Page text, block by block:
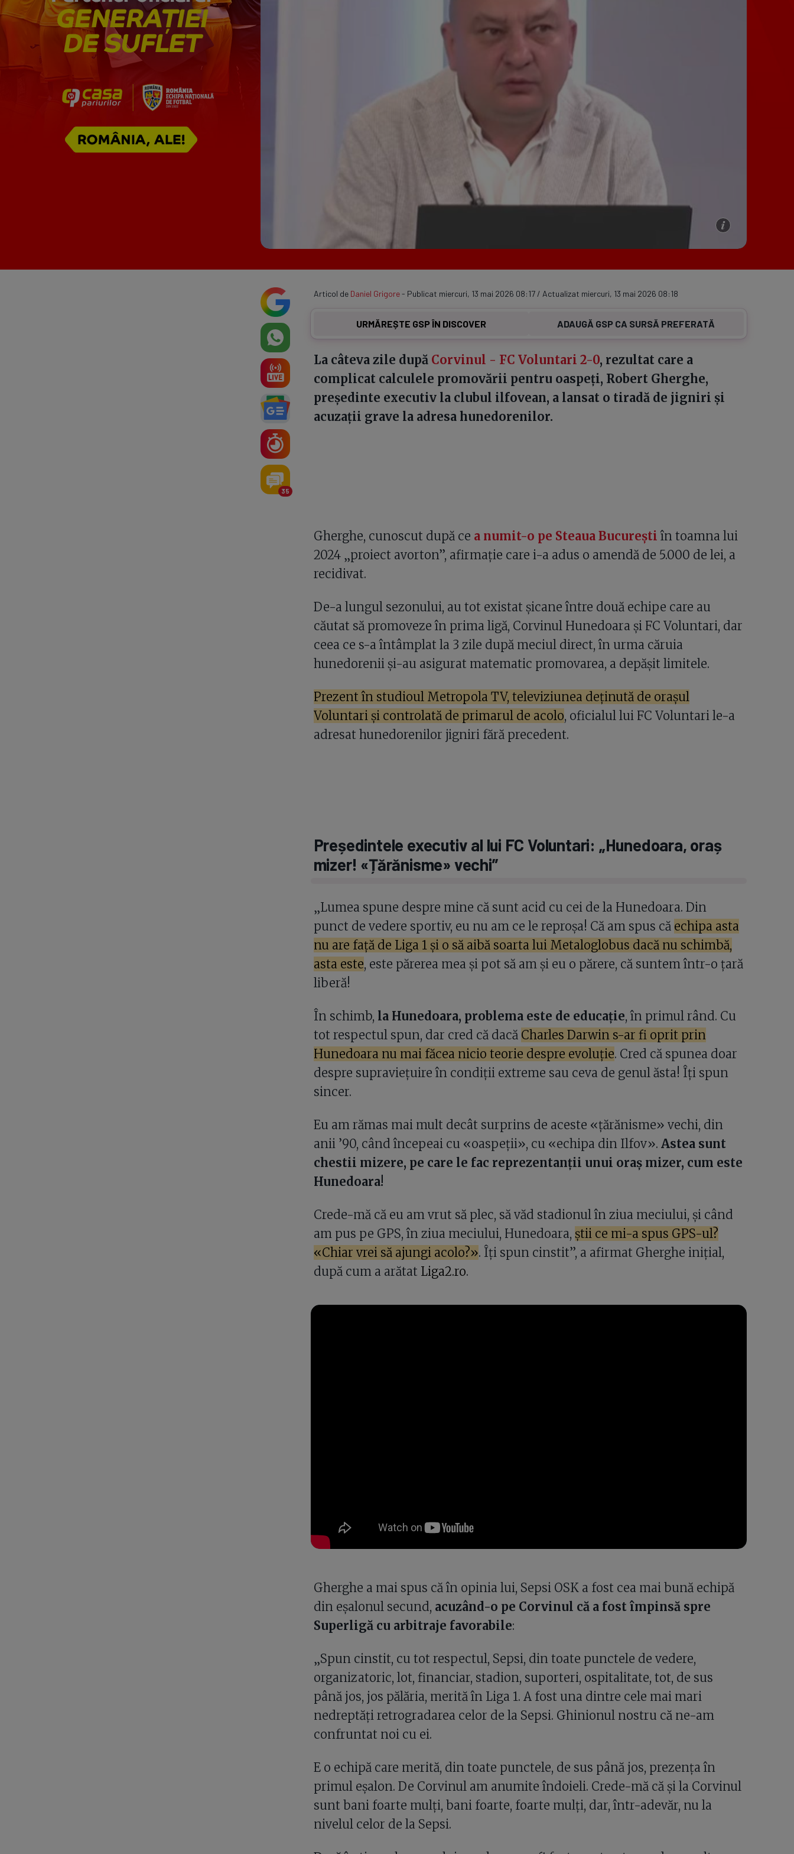
Serie A
Meciuri
35
Articol de Daniel Grigore- Publicat miercuri, 13 mai 2026 08:17 / Actualizat miercuri, 13 mai 2026 08:18
URMĂREȘTE GSP ÎN DISCOVER ADAUGĂ GSP CA SURSĂ PREFERATĂ
La câteva zile după Corvinul - FC Voluntari 2-0, rezultat care a
complicat calculele promovării pentru oaspeți, Robert Gherghe,
președinte executiv la clubul ilfovean, a lansat o tiradă de jigniri și
acuzații grave la adresa hunedorenilor.
Gherghe, cunoscut după ce a numit-o pe Steaua București în toamna lui
2024 „proiect avorton”, afirmație care i-a adus o amendă de 5.000 de lei, a
recidivat.
De-a lungul sezonului, au tot existat șicane între două echipe care au
căutat să promoveze în prima ligă, Corvinul Hunedoara și FC Voluntari, dar
ceea ce s-a întâmplat la 3 zile după meciul direct, în urma căruia
hunedorenii și-au asigurat matematic promovarea, a depășit limitele.
Prezent în studioul Metropola TV, televiziunea deținută de orașul
Voluntari și controlată de primarul de acolo, oficialul lui FC Voluntari le-a
adresat hunedorenilor jigniri fără precedent.
Președintele executiv al lui FC Voluntari: „Hunedoara, oraș
mizer! «Țărănisme» vechi”
„Lumea spune despre mine că sunt acid cu cei de la Hunedoara. Din
punct de vedere sportiv, eu nu am ce le reproșa! Că am spus că echipa asta
nu are față de Liga 1 și o să aibă soarta lui Metaloglobus dacă nu schimbă,
asta este, este părerea mea și pot să am și eu o părere, că suntem într-o țară
liberă!
În schimb, la Hunedoara, problema este de educație, în primul rând. Cu
tot respectul spun, dar cred că dacă Charles Darwin s-ar fi oprit prin
Hunedoara nu mai făcea nicio teorie despre evoluție. Cred că spunea doar
despre supraviețuire în condiții extreme sau ceva de genul ăsta! Îți spun
sincer.
Eu am rămas mai mult decât surprins de aceste «țărănisme» vechi, din
anii ’90, când începeai cu «oaspeții», cu «echipa din Ilfov». Astea sunt
chestii mizere, pe care le fac reprezentanții unui oraș mizer, cum este
Hunedoara!
Crede-mă că eu am vrut să plec, să văd stadionul în ziua meciului, și când
am pus pe GPS, în ziua meciului, Hunedoara, știi ce mi-a spus GPS-ul?
«Chiar vrei să ajungi acolo?». Îți spun cinstit”, a afirmat Gherghe inițial,
după cum a arătat Liga2.ro.
Gherghe a mai spus că în opinia lui, Sepsi OSK a fost cea mai bună echipă
din eșalonul secund, acuzând-o pe Corvinul că a fost împinsă spre
Superligă cu arbitraje favorabile:
„Spun cinstit, cu tot respectul, Sepsi, din toate punctele de vedere,
organizatoric, lot, financiar, stadion, suporteri, ospitalitate, tot, de sus
până jos, jos pălăria, merită în Liga 1. A fost una dintre cele mai mari
nedreptăți retrogradarea celor de la Sepsi. Ghinionul nostru că ne-am
confruntat noi cu ei.
E o echipă care merită, din toate punctele, de sus până jos, prezența în
primul eșalon. De Corvinul am anumite îndoieli. Crede-mă că și la Corvinul
sunt bani foarte mulți, bani foarte, foarte mulți, dar, într-adevăr, nu la
nivelul celor de la Sepsi.